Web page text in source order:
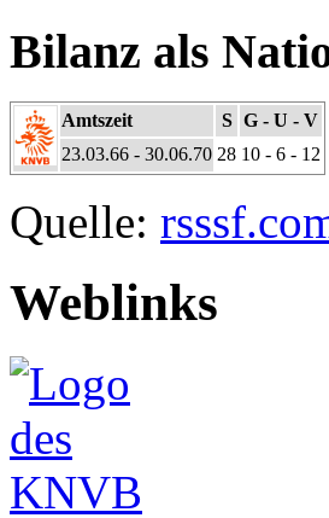
Bilanz als
Amtszeit S G - U - V
23.03.66 - 30.06.70 28 10 - 6 - 12
Quelle:
Weblinks